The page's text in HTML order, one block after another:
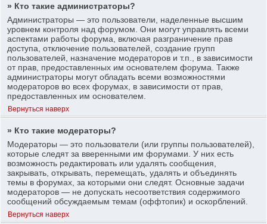
» Кто такие администраторы?
Администраторы — это пользователи, наделенные высшим
уровнем контроля над форумом. Они могут управлять всеми
аспектами работы форума, включая разграничение прав
доступа, отключение пользователей, создание групп
пользователей, назначение модераторов и т.п., в зависимости
от прав, предоставленных им основателем форума. Также
администраторы могут обладать всеми возможностями
модераторов во всех форумах, в зависимости от прав,
предоставленных им основателем.
Вернуться наверх
» Кто такие модераторы?
Модераторы — это пользователи (или группы пользователей),
которые следят за вверенными им форумами. У них есть
возможность редактировать или удалять сообщения,
закрывать, открывать, перемещать, удалять и объединять
темы в форумах, за которыми они следят. Основные задачи
модераторов — не допускать несоответствия содержимого
сообщений обсуждаемым темам (оффтопик) и оскорблений.
Вернуться наверх